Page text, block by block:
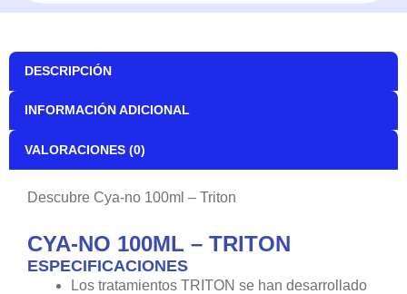
DESCRIPCIÓN
INFORMACIÓN ADICIONAL
VALORACIONES (0)
Descubre Cya-no 100ml – Triton
CYA-NO 100ML – TRITON
ESPECIFICACIONES
Los tratamientos TRITON se han desarrollado